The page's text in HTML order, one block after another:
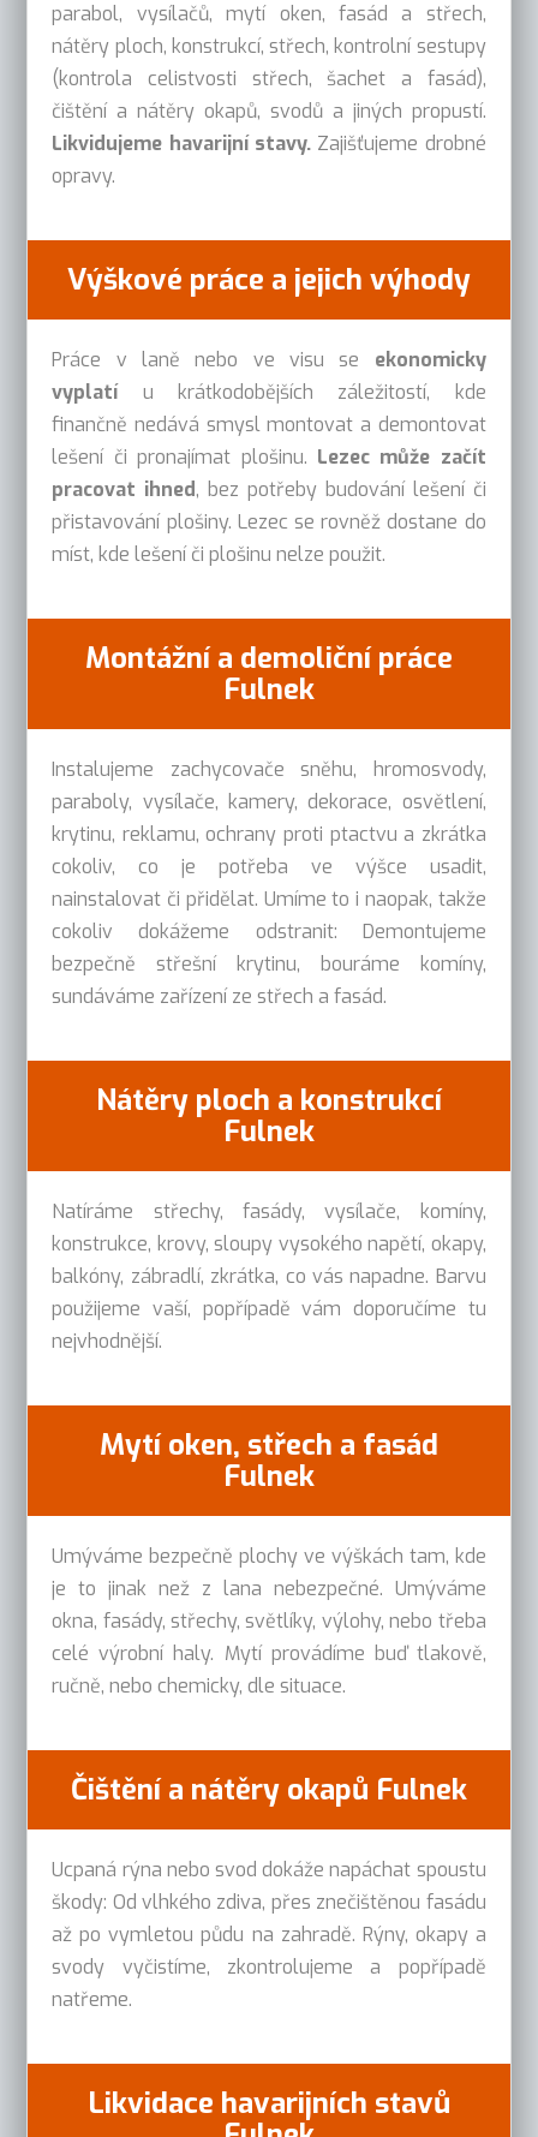
parabol, vysílačů, mytí oken, fasád a střech,
nátěry ploch, konstrukcí, střech, kontrolní sestupy
(kontrola celistvosti střech, šachet a fasád),
čištění a nátěry okapů, svodů a jiných propustí.
Likvidujeme havarijní stavy. Zajišťujeme drobné
opravy.
Výškové práce a jejich výhody
Práce v laně nebo ve visu se ekonomicky
vyplatíu krátkodobějších záležitostí, kde
finančně nedává smysl montovat a demontovat
lešení či pronajímat plošinu. Lezec může začít
pracovat ihned, bez potřeby budování lešení či
přistavování plošiny. Lezec se rovněž dostane do
míst, kde lešení či plošinu nelze použit.
Montážní a demoliční práce
Fulnek
Instalujeme zachycovače sněhu, hromosvody,
paraboly, vysílače, kamery, dekorace, osvětlení,
krytinu, reklamu, ochrany proti ptactvu a zkrátka
cokoliv, co je potřeba ve výšce usadit,
nainstalovat či přidělat. Umíme to i naopak, takže
cokoliv dokážeme odstranit: Demontujeme
bezpečně střešní krytinu, bouráme komíny,
sundáváme zařízení ze střech a fasád.
Nátěry ploch a konstrukcí
Fulnek
Natíráme střechy, fasády, vysílače, komíny,
konstrukce, krovy, sloupy vysokého napětí, okapy,
balkóny, zábradlí, zkrátka, co vás napadne. Barvu
použijeme vaší, popřípadě vám doporučíme tu
nejvhodnější.
Mytí oken, střech a fasád
Fulnek
Umýváme bezpečně plochy ve výškách tam, kde
je to jinak než z lana nebezpečné. Umýváme
okna, fasády, střechy, světlíky, výlohy, nebo třeba
celé výrobní haly. Mytí provádíme buď tlakově,
ručně, nebo chemicky, dle situace.
Čištění a nátěry okapů Fulnek
Ucpaná rýna nebo svod dokáže napáchat spoustu
škody: Od vlhkého zdiva, přes znečištěnou fasádu
až po vymletou půdu na zahradě. Rýny, okapy a
svody vyčistíme, zkontrolujeme a popřípadě
natřeme.
Likvidace havarijních stavů